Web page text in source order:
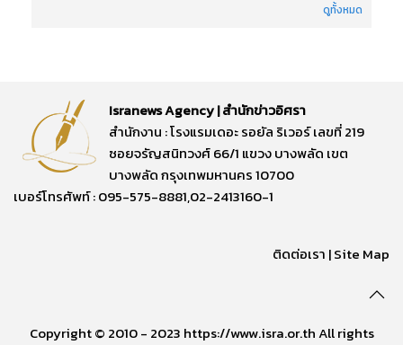
ดูทั้งหมด
Isranews Agency | สำนักข่าวอิศรา
สำนักงาน : โรงแรมเดอะ รอยัล ริเวอร์ เลขที่ 219
ซอยจรัญสนิทวงศ์ 66/1 แขวง บางพลัด เขต
บางพลัด กรุงเทพมหานคร 10700
เบอร์โทรศัพท์ : 095-575-8881,02-2413160-1
ติดต่อเรา |Site Map
Copyright © 2010 - 2023 https://www.isra.or.th All rights